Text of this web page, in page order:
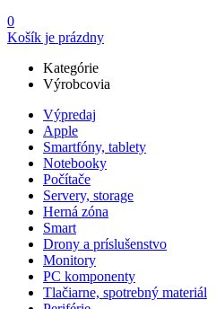
0
Košík je prázdny
Kategórie
Výrobcovia
Výpredaj
Apple
Smartfóny, tablety
Notebooky
Počítače
Servery, storage
Herná zóna
Smart
Drony a príslušenstvo
Monitory
PC komponenty
Tlačiarne, spotrebný materiál